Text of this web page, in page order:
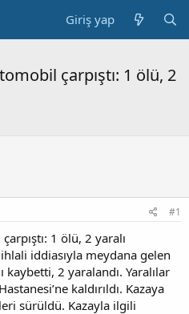
Giriş yap
çarpıştı: 1 ölü, 2
#1
1 ölü, 2 yaralı
iddiasıyla meydana gelen
kaybetti, 2 yaralandı. Yaralılar
kaldırıldı. Kazaya
sürüldü. Kazayla ilgili